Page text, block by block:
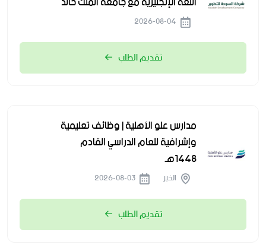
تقديم الطلب
مدارس علو الأهلية | وظائف تعليمية
وإشرافية للعام الدراسي القادم
1448هـ
الخبر
تقديم الطلب